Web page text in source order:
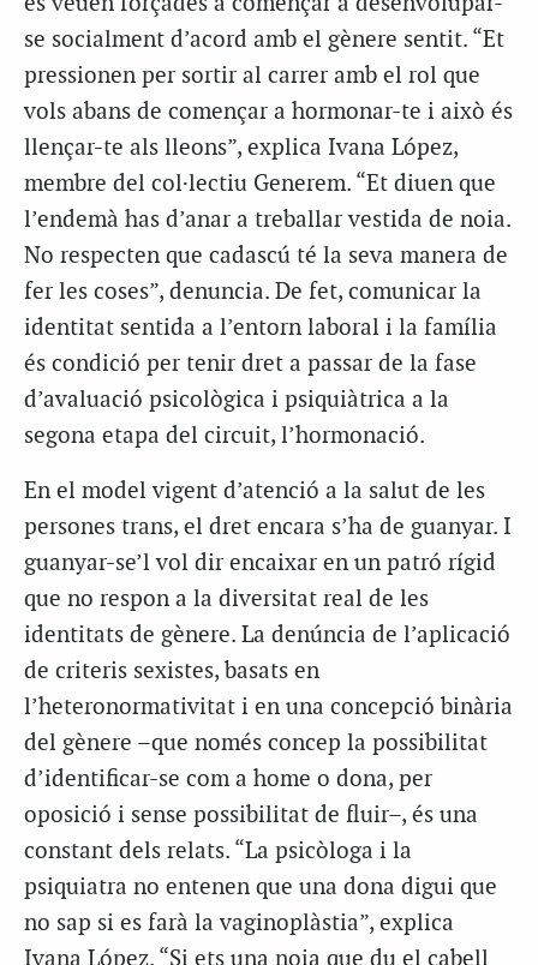
se socialment d’acord amb el gènere sentit. “Et
pressionen per sortir al carrer amb el rol que
vols abans de començar a hormonar-te i això és
llençar-te als lleons”, explica Ivana López,
membre del col·lectiu Generem. “Et diuen que
l’endemà has d’anar a treballar vestida de noia.
No respecten que cadascú té la seva manera de
fer les coses”, denuncia. De fet, comunicar la
identitat sentida a l’entorn laboral i la família
és condició per tenir dret a passar de la fase
d’avaluació psicològica i psiquiàtrica a la
segona etapa del circuit, l’hormonació.
En el model vigent d’atenció a la salut de les
persones trans, el dret encara s’ha de guanyar. I
guanyar-se’l vol dir encaixar en un patró rígid
que no respon a la diversitat real de les
identitats de gènere. La denúncia de l’aplicació
de criteris sexistes, basats en
l’heteronormativitat i en una concepció binària
del gènere –que només concep la possibilitat
d’identificar-se com a home o dona, per
oposició i sense possibilitat de fluir–, és una
constant dels relats. “La psicòloga i la
psiquiatra no entenen que una dona digui que
no sap si es farà la vaginoplàstia”, explica